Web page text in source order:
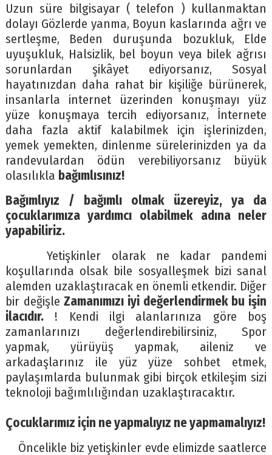
Uzun süre bilgisayar ( telefon ) kullanmaktan
dolayı Gözlerde yanma, Boyun kaslarında ağrı ve
sertleşme, Beden duruşunda bozukluk, Elde
uyuşukluk, Halsizlik, bel boyun veya bilek ağrısı
sorunlardan şikâyet ediyorsanız, Sosyal
hayatınızdan daha rahat bir kişiliğe bürünerek,
insanlarla internet üzerinden konuşmayı yüz
yüze konuşmaya tercih ediyorsanız, İnternete
daha fazla aktif kalabilmek için işlerinizden,
yemek yemekten, dinlenme sürelerinizden ya da
randevulardan ödün verebiliyorsanız büyük
olasılıkla bağımlısınız!
Bağımlıyız / bağımlı olmak üzereyiz, ya da
çocuklarımıza yardımcı olabilmek adına neler
yapabiliriz.
Yetişkinler olarak ne kadar pandemi
koşullarında olsak bile sosyalleşmek bizi sanal
alemden uzaklaştıracak en önemli etkendir. Diğer
bir değişleZamanımızı iyi değerlendirmek bu işin
ilacıdır.! Kendi ilgi alanlarınıza göre boş
zamanlarınızı değerlendirebilirsiniz, Spor
yapmak, yürüyüş yapmak, aileniz ve
arkadaşlarınız ile yüz yüze sohbet etmek,
paylaşımlarda bulunmak gibi birçok etkileşim sizi
teknoloji bağımlılığından uzaklaştıracaktır.
Çocuklarımız için ne yapmalıyız ne yapmamalıyız!
Öncelikle biz yetişkinler evde elimizde saatlerce